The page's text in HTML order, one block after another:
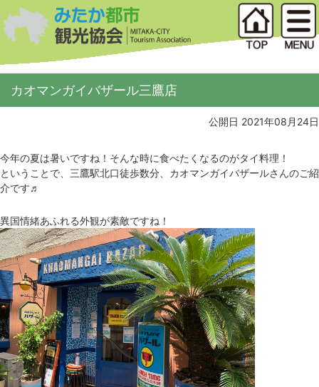
カオマンガイバザール三鷹店
公開日 2021年08月24日
今年の夏は暑いですね！そんな時に食べたくなるのがタイ料理！
ということで、三鷹駅北口徒歩数分、カオマンガイバザールさんのご紹
介です♬
異国情緒あふれる外観が素敵ですね！